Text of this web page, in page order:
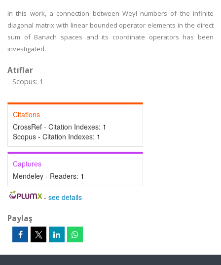
In this work, a connection between Weyl numbers of the infinite
diagonal matrix with linear bounded operator elements in the direct
sum of Banach spaces and its coordinate operators has been
investigated.
Atıflar
Scopus: 1
Citations
CrossRef - Citation Indexes: 1
Scopus - Citation Indexes: 1
Captures
Mendeley - Readers: 1
- see details
Paylaş